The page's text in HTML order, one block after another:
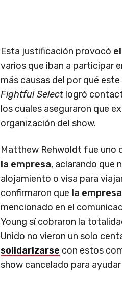
Esta justificación provocó
varios que iban a participar
más causas del por qué
Fightful Select logró
los cuales aseguraron que
organización del show.
Matthew Rehwoldt fue uno
la empresa, aclarando que
alojamiento o visa para
confirmaron que la
mencionado en el
Young sí cobraron la
Unido no vieron un solo
solidarizarse con estos
show cancelado para